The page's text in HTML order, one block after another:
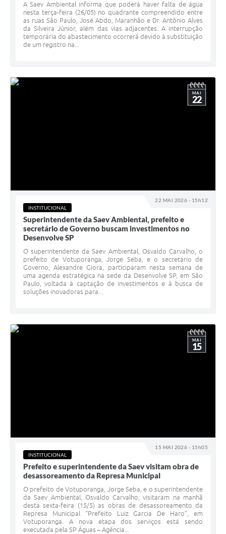
A Saev Ambiental informa que poderá haver falta de água
nesta terça-feira (26/05) no quadrante compreendido entre
as ruas São Paulo, José Abdo, Maranhão e Dr. Antônio Alves
da Silveira Júnior, além das vias adjacentes. A interrupção
temporária do abastecimento ocorrerá devido à substituição
de um registro na...
22 MAI 2026 - 15h12
MAI
22
INSTITUCIONAL
Superintendente da Saev Ambiental, prefeito e
secretário de Governo buscam investimentos no
Desenvolve SP
O superintendente da Saev Ambiental, Osvaldo Carvalho, o
prefeito de Votuporanga, Jorge Seba, e o secretário de
Governo, Alexandre Giora, participaram nesta semana de
uma agenda estratégica na sede da Desenvolve SP, em São
Paulo, voltada à captação de investimentos e à busca de
soluções inovadoras para...
15 MAI 2026 - 15h05
MAI
15
INSTITUCIONAL
Prefeito e superintendente da Saev visitam obra de
desassoreamento da Represa Municipal
O prefeito de Votuporanga, Jorge Seba, e o superintendente
da Saev Ambiental, Osvaldo Carvalho, visitaram na manhã
desta sexta-feira (15/5) as obras de desassoreamento da
Represa Municipal “Prefeito Luiz Garcia De Haro”, em
Votuporanga. A nova etapa dos serviços está sendo
executada pela SP Águas – Agência...